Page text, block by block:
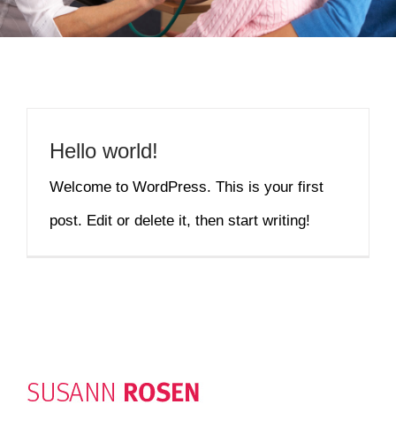
Hello world!
Welcome to WordPress. This is your first
post. Edit or delete it, then start writing!